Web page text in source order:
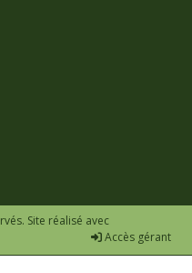
Site réalisé avec
Accès gérant